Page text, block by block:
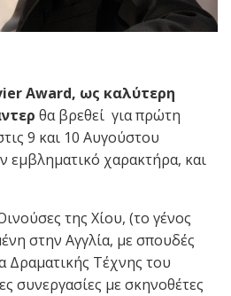
Award, ως καλύτερη
θα βρεθεί για πρώτη
9 και 10 Αυγούστου
εμβληματικό χαρακτήρα, και
της Χίου, (το γένος
στην Αγγλία, με σπουδές
Δραματικής Τέχνης του
συνεργασίες με σκηνοθέτες